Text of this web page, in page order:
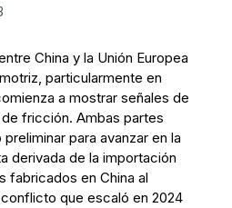
China y la Unión Europea
particularmente en
a mostrar señales de
fricción. Ambas partes
para avanzar en la
derivada de la importación
fabricados en China al
que escaló en 2024